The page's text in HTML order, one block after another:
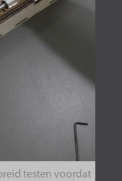
testen voordat